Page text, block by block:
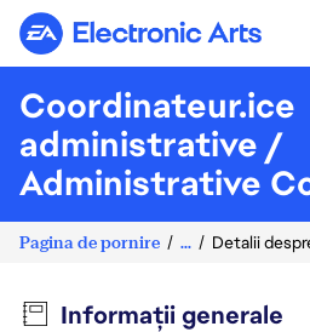
Electronic Arts
Coordinateur.ice
administrative /
Administrative
Pagina de pornire ... Detalii
Informații generale